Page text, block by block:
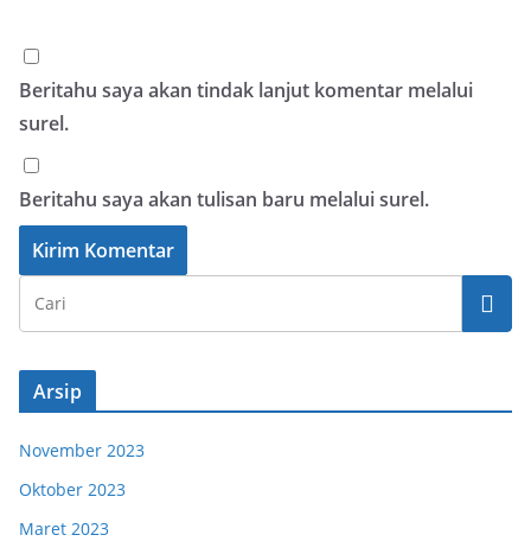
Beritahu saya akan tindak lanjut komentar melalui
surel.
Beritahu saya akan tulisan baru melalui surel.
Arsip
November 2023
Oktober 2023
Maret 2023